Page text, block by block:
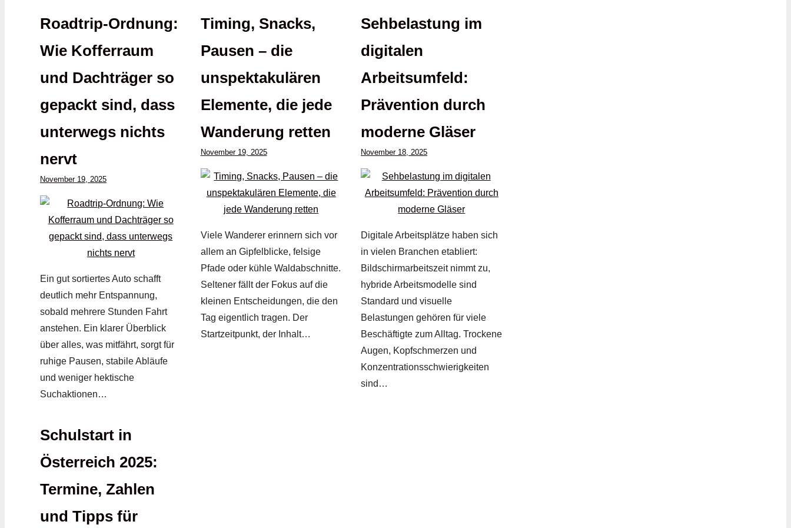
Roadtrip-Ordnung:
Wie Kofferraum
und Dachträger so
gepackt sind, dass
unterwegs nichts
nervt
November 19, 2025
Ein gut sortiertes Auto schafft
deutlich mehr Entspannung,
sobald mehrere Stunden Fahrt
anstehen. Ein klarer Überblick
über alles, was mitfährt, sorgt für
ruhige Pausen, stabile Abläufe
und weniger hektische
Suchaktionen…
Timing, Snacks,
Pausen – die
unspektakulären
Elemente, die jede
Wanderung retten
November 19, 2025
Viele Wanderer erinnern sich vor
allem an Gipfelblicke, felsige
Pfade oder kühle Waldabschnitte.
Seltener fällt der Fokus auf die
kleinen Entscheidungen, die den
Tag eigentlich tragen. Der
Startzeitpunkt, der Inhalt…
Sehbelastung im
digitalen
Arbeitsumfeld:
Prävention durch
moderne Gläser
November 18, 2025
Digitale Arbeitsplätze haben sich
in vielen Branchen etabliert:
Bildschirmarbeitszeit nimmt zu,
hybride Arbeitsmodelle sind
Standard und visuelle
Belastungen gehören für viele
Beschäftigte zum Alltag. Trockene
Augen, Kopfschmerzen und
Konzentrationsschwierigkeiten
sind…
Schulstart in
Österreich 2025:
Termine, Zahlen
und Tipps für